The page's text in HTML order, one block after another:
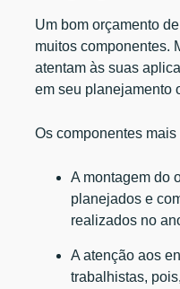
Um bom orçamento
muitos componentes.
atentam às suas
em seu planejamento
Os componentes
A montagem do
planejados e
realizados no
A atenção aos
trabalhistas,